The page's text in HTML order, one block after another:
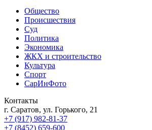
Общество
Происшествия
Суд
Политика
Экономика
ЖКХ и строительство
Культура
Спорт
СарИнФото
Контакты
г. Саратов, ул. Горького, 21
+7 (917) 982-81-37
+7 (8452) 659-600